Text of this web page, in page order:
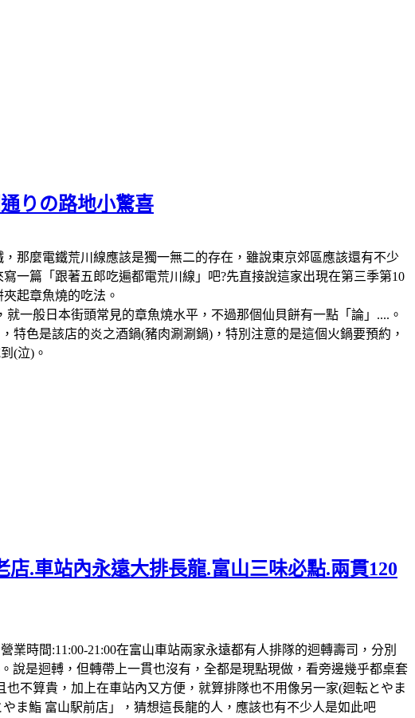
りの路地小驚喜
那麼電鐵荒川線應該是獨一無二的存在，雖說東京郊區應該還有不少
一篇「跟著五郎吃遍都電荒川線」吧?先直接說這家出現在第三季第10
起章魚燒的吃法。
一般日本街頭常見的章魚燒水平，不過那個仙貝餅有一點「論」....。
，特色是該店的炎之酒鍋(豬肉涮涮鍋)，特別注意的是這個火鍋要預約，
(泣)。
.車站內永遠大排長龍.富山三味必點.兩貫120
業時間:11:00-21:00在富山車站兩家永遠都有人排隊的迴轉壽司，分別
說是迴𨍭，但轉帶上一貫也沒有，全都是現點現做，看旁邊幾乎都桌套
不算貴，加上在車站內又方便，就算排隊也不用像另一家(廻転とやま
ま鮨 富山駅前店」，猜想這長龍的人，應該也有不少人是如此吧